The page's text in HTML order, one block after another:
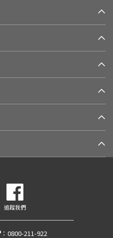
追蹤我們
： 0800-211-922